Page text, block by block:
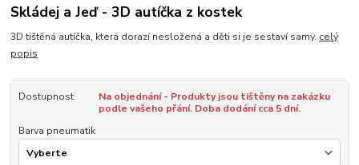
Skládej a Jeď - 3D autíčka z kostek
3D tištěná autíčka, která dorazí nesložená a děti si je sestaví samy. celý
popis
Dostupnost
Na objednání - Produkty jsou tištěny na zakázku
podle vašeho přání. Doba dodání cca 5 dní.
Barva pneumatik